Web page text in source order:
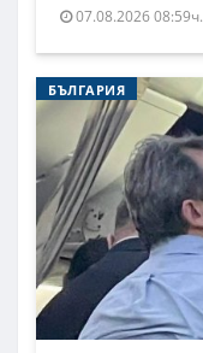
07.08.2026 08:59ч.
БЪЛГАРИЯ